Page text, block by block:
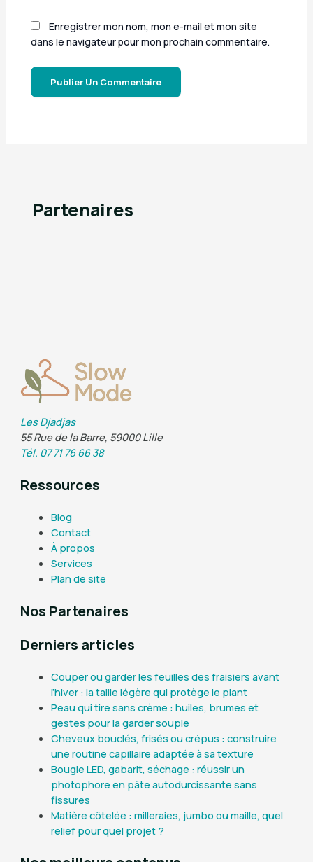
Enregistrer mon nom, mon e-mail et mon site
dans le navigateur pour mon prochain commentaire.
Partenaires
Les Djadjas
55 Rue de la Barre, 59000 Lille
Tél. 07 71 76 66 38
Ressources
Blog
Contact
À propos
Services
Plan de site
Nos Partenaires
Derniers articles
Couper ou garder les feuilles des fraisiers avant
l’hiver : la taille légère qui protège le plant
Peau qui tire sans crème : huiles, brumes et
gestes pour la garder souple
Cheveux bouclés, frisés ou crépus : construire
une routine capillaire adaptée à sa texture
Bougie LED, gabarit, séchage : réussir un
photophore en pâte autodurcissante sans
fissures
Matière côtelée : milleraies, jumbo ou maille, quel
relief pour quel projet ?